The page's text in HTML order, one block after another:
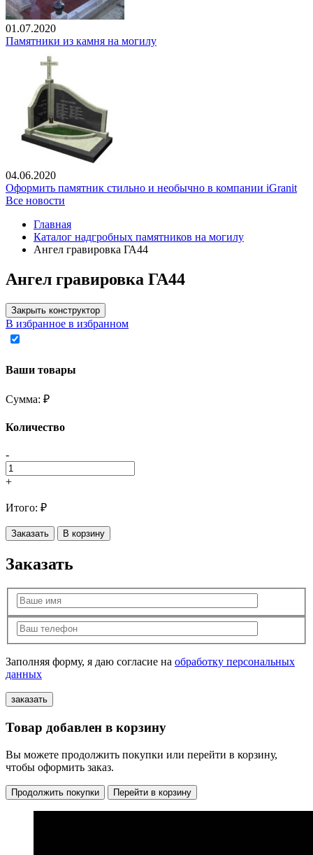
01.07.2020
Памятники из камня на могилу
04.06.2020
Оформить памятник стильно и необычно в компании iGranit
Все новости
Главная
Каталог надгробных памятников на могилу
Ангел гравировка ГА44
Ангел гравировка ГА44
Закрыть конструктор
В избранное в избранном
Ваши товары
Сумма: ₽
Количество
-
+
Итого: ₽
Заказать В корзину
Заказать
Заполняя форму, я даю согласие на обработку персональных
данных
Товар добавлен в корзину
Вы можете продолжить покупки или перейти в корзину,
чтобы оформить заказ.
Продолжить покупки Перейти в корзину